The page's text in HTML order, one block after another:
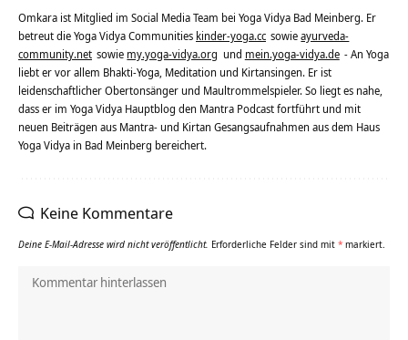
Omkara ist Mitglied im Social Media Team bei Yoga Vidya Bad Meinberg. Er
betreut die Yoga Vidya Communities kinder-yoga.cc sowieayurveda-
community.net sowie my.yoga-vidya.org und mein.yoga-vidya.de - An Yoga
liebt er vor allem Bhakti-Yoga, Meditation und Kirtansingen. Er ist
leidenschaftlicher Obertonsänger und Maultrommelspieler. So liegt es nahe,
dass er im Yoga Vidya Hauptblog den Mantra Podcast fortführt und mit
neuen Beiträgen aus Mantra- und Kirtan Gesangsaufnahmen aus dem Haus
Yoga Vidya in Bad Meinberg bereichert.
Keine Kommentare
Deine E-Mail-Adresse wird nicht veröffentlicht. Erforderliche Felder sind mit * markiert.